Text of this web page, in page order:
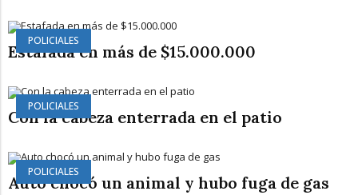
POLICIALES
Estafada en más de $15.000.000
POLICIALES
Con la cabeza enterrada en el patio
POLICIALES
Auto chocó un animal y hubo fuga de gas